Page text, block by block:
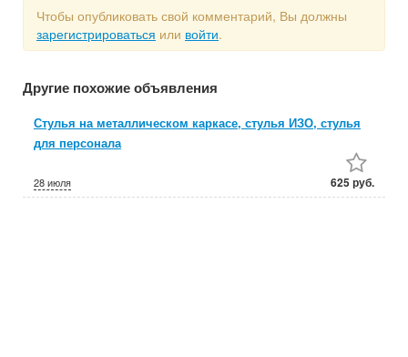
Чтобы опубликовать свой комментарий, Вы должны
зарегистрироваться или войти.
Другие похожие объявления
Стулья на металлическом каркасе, стулья ИЗО, стулья
для персонала
28 июля 625 руб.